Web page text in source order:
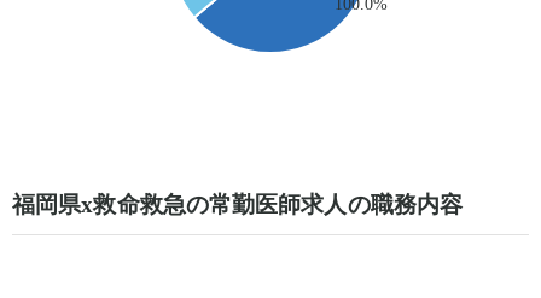
福岡県x救命救急の常勤医師求人の職務内容